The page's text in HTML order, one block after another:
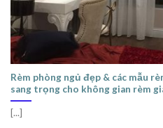
Rèm phòng ngủ đẹp & các mẫu
sang trọng cho không gian rèm
[...]